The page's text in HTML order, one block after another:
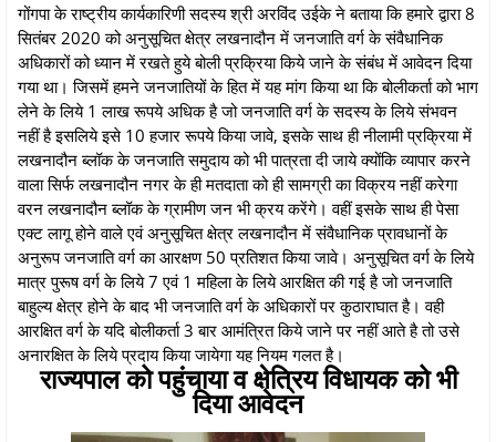
गोंगपा के राष्ट्रीय कार्यकारिणी सदस्य श्री अरविंद उईके ने बताया कि हमारे द्वारा 8
सितंबर 2020 को अनुसूचित क्षेत्र लखनादौन में जनजाति वर्ग के संवैधानिक
अधिकारों को ध्यान में रखते हुये बोली प्रक्रिया किये जाने के संबंध में आवेदन दिया
गया था। जिसमें हमने जनजातियों के हित में यह मांग किया था कि बोलीकर्ता को भाग
लेने के लिये 1 लाख रूपये अधिक है जो जनजाति वर्ग के सदस्य के लिये संभवन
नहीं है इसलिये इसे 10 हजार रूपये किया जावे, इसके साथ ही नीलामी प्रक्रिया में
लखनादौन ब्लॉक के जनजाति समुदाय को भी पात्रता दी जाये क्योंकि व्यापार करने
वाला सिर्फ लखनादौन नगर के ही मतदाता को ही सामग्री का विक्रय नहीं करेगा
वरन लखनादौन ब्लॉक के ग्रामीण जन भी क्रय करेंगे। वहीं इसके साथ ही पेसा
एक्ट लागू होने वाले एवं अनुसूचित क्षेत्र लखनादौन में संवैधानिक प्रावधानों के
अनुरूप जनजाति वर्ग का आरक्षण 50 प्रतिशत किया जावे। अनुसूचित वर्ग के लिये
मात्र पुरूष वर्ग के लिये 7 एवं 1 महिला के लिये आरक्षित की गई है जो जनजाति
बाहुल्य क्षेत्र होने के बाद भी जनजाति वर्ग के अधिकारों पर कुठाराघात है। वही
आरक्षित वर्ग के यदि बोलीकर्ता 3 बार आमंत्रित किये जाने पर नहीं आते है तो उसे
अनारक्षित के लिये प्रदाय किया जायेगा यह नियम गलत है।
राज्यपाल को पहुंचाया व क्षेत्रिय विधायक को भी
दिया आवेदन